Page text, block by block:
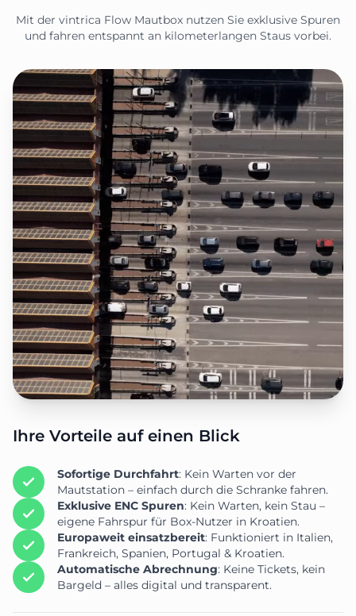
Mit der vintrica Flow Mautbox nutzen Sie exklusive Spuren
und fahren entspannt an kilometerlangen Staus vorbei.
Ihre Vorteile auf einen Blick
Sofortige Durchfahrt: Kein Warten vor der
Mautstation – einfach durch die Schranke fahren.
Exklusive ENC Spuren: Kein Warten, kein Stau –
eigene Fahrspur für Box-Nutzer in Kroatien.
Europaweit einsatzbereit: Funktioniert in Italien,
Frankreich, Spanien, Portugal & Kroatien.
Automatische Abrechnung: Keine Tickets, kein
Bargeld – alles digital und transparent.